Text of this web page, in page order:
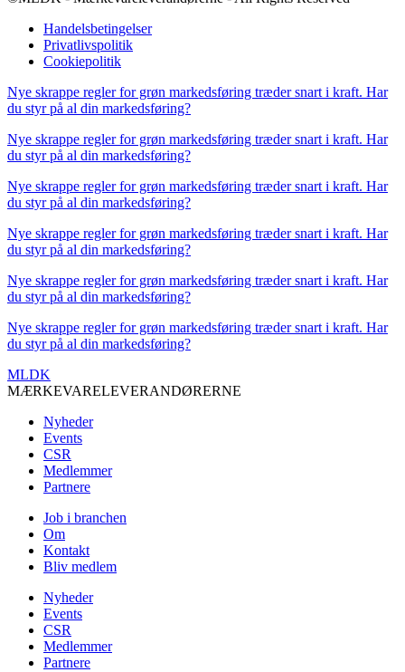
Handelsbetingelser
Privatlivspolitik
Cookiepolitik
Nye skrappe regler for grøn markedsføring træder snart i kraft. Har
du styr på al din markedsføring?
Nye skrappe regler for grøn markedsføring træder snart i kraft. Har
du styr på al din markedsføring?
Nye skrappe regler for grøn markedsføring træder snart i kraft. Har
du styr på al din markedsføring?
Nye skrappe regler for grøn markedsføring træder snart i kraft. Har
du styr på al din markedsføring?
Nye skrappe regler for grøn markedsføring træder snart i kraft. Har
du styr på al din markedsføring?
Nye skrappe regler for grøn markedsføring træder snart i kraft. Har
du styr på al din markedsføring?
MLDK
MÆRKEVARELEVERANDØRERNE
Nyheder
Events
CSR
Medlemmer
Partnere
Job i branchen
Om
Kontakt
Bliv medlem
Nyheder
Events
CSR
Medlemmer
Partnere